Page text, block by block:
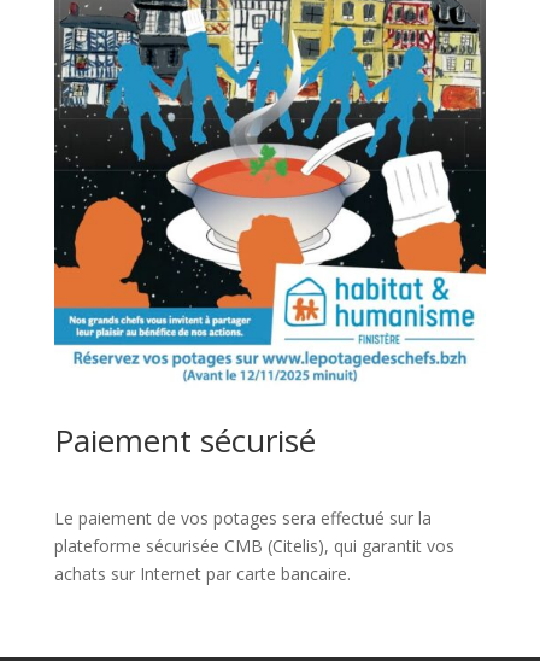
Paiement sécurisé
Le paiement de vos potages sera effectué sur la
plateforme sécurisée CMB (Citelis), qui garantit vos
achats sur Internet par carte bancaire.